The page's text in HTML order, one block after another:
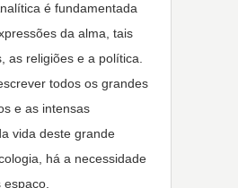
é fundamentada
da alma, tais
as religiões e a política.
todos os grandes
e as intensas
vida deste grande
há a necessidade
espaço.